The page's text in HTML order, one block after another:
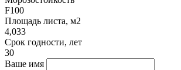
F100
Площадь листа, м2
4,033
Срок годности, лет
30
Ваше имя